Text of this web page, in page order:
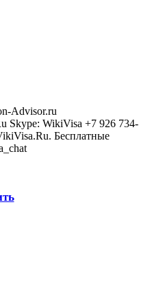
Advisor.ru
Skype: WikiVisa +7 926 734-
Бесплатные